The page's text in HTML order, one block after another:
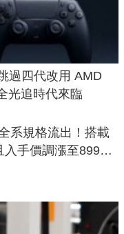
過四代改用 AMD
光追時代來臨
系規格流出！搭載
入手價調漲至899美